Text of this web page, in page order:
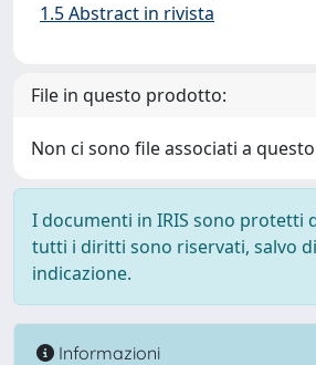
1.5 Abstract in rivista
File in questo prodotto:
Non ci sono file associati a
I documenti in IRIS sono protetti
tutti i diritti sono riservati, salvo
indicazione.
Informazioni